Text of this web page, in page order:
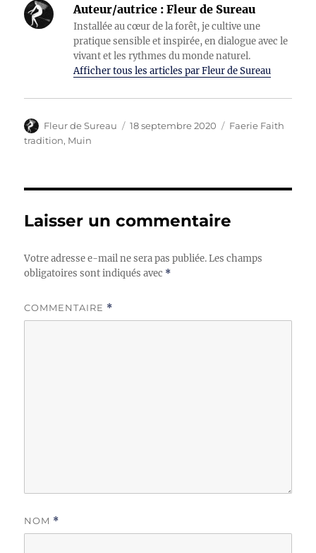
Auteur/autrice : Fleur de Sureau
Installée au cœur de la forêt, je cultive une
pratique sensible et inspirée, en dialogue avec le
vivant et les rythmes du monde naturel.
Afficher tous les articles par Fleur de Sureau
Auteur
Fleur de Sureau
Publié
18 septembre 2020 Catégories
Faerie Faith
tradition, Muin
Laisser un commentaire
Votre adresse e-mail ne sera pas publiée. Les champs
obligatoires sont indiqués avec *
COMMENTAIRE *
NOM *